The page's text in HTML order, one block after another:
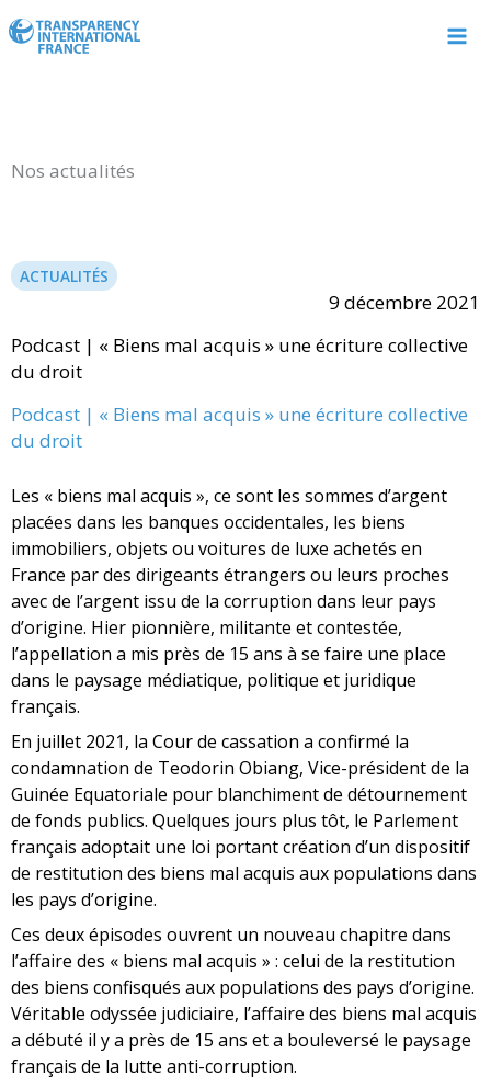
au
Nos actualités
ACTUALITÉS
9 décembre 2021
Podcast | « Biens mal acquis » une écriture collective
du droit
Podcast | « Biens mal acquis » une écriture collective
du droit
Les « biens mal acquis », ce sont les sommes d’argent
placées dans les banques occidentales, les biens
immobiliers, objets ou voitures de luxe achetés en
France par des dirigeants étrangers ou leurs proches
avec de l’argent issu de la corruption dans leur pays
d’origine. Hier pionnière, militante et contestée,
l’appellation a mis près de 15 ans à se faire une place
dans le paysage médiatique, politique et juridique
français.
En juillet 2021, la Cour de cassation a confirmé la
condamnation de Teodorin Obiang, Vice-président de la
Guinée Equatoriale pour blanchiment de détournement
de fonds publics. Quelques jours plus tôt, le Parlement
français adoptait une loi portant création d’un dispositif
de restitution des biens mal acquis aux populations dans
les pays d’origine.
Ces deux épisodes ouvrent un nouveau chapitre dans
l’affaire des « biens mal acquis » : celui de la restitution
des biens confisqués aux populations des pays d’origine.
Véritable odyssée judiciaire, l’affaire des biens mal acquis
a débuté il y a près de 15 ans et a bouleversé le paysage
français de la lutte anti-corruption.